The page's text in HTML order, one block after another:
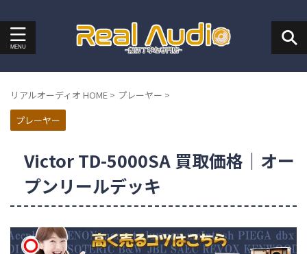
リアルオーディオ HOME > プレーヤー >
プレーヤー
Victor TD-5000SA 買取価格｜オー
プンリールデッキ